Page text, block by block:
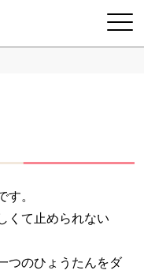
す。
くて止められない
つのひょうたんをダ